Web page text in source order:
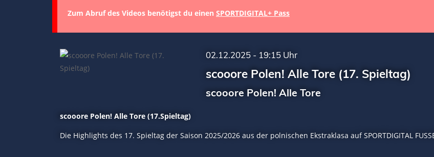
Zum Abruf des Videos benötigst du einen SPORTDIGITAL+ Pass
02.12.2025 - 19:15 Uhr
scooore Polen! Alle Tore (17. Spieltag)
scooore Polen! Alle Tore
scooore Polen! Alle Tore (17.Spieltag)
Die Highlights des 17. Spieltag der Saison 2025/2026 aus der polnischen Ekstraklasa auf SPORTDIGITAL